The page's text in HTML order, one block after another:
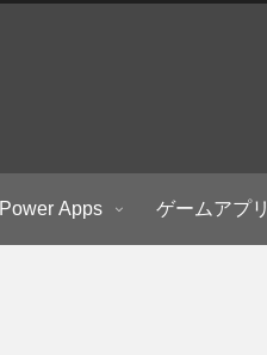
Power Apps ゲームアプリ